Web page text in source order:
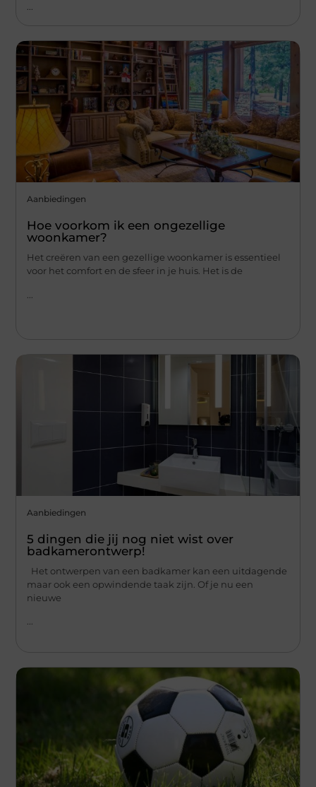
...
Aanbiedingen
Hoe voorkom ik een ongezellige
woonkamer?
Het creëren van een gezellige woonkamer is essentieel
voor het comfort en de sfeer in je huis. Het is de
Aanbiedingen
5 dingen die jij nog niet wist over
badkamerontwerp!
Het ontwerpen van een badkamer kan een uitdagende
maar ook een opwindende taak zijn. Of je nu een
nieuwe